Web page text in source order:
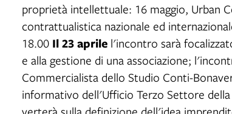
proprietà intellettuale: 16 maggio, Urban
contrattualistica nazionale ed
18.00 Il 23 aprile l'incontro sarà
e alla gestione di una associazione;
Commercialista dello Studio Conti-
informativo dell'Ufficio Terzo Settore